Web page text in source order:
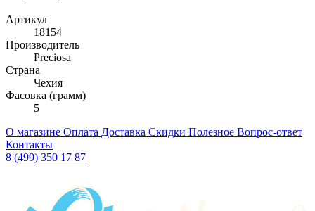
Артикул
18154
Производитель
Preciosa
Страна
Чехия
Фасовка (грамм)
5
О магазине Оплата Доставка Скидки Полезное Вопрос-ответ
Контакты
8 (499) 350 17 87